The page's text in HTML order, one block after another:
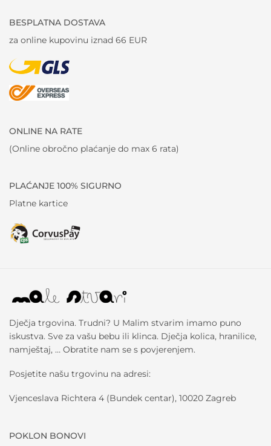
BESPLATNA DOSTAVA
za online kupovinu iznad 66 EUR
ONLINE NA RATE
(Online obročno plaćanje do max 6 rata)
PLAĆANJE 100% SIGURNO
Platne kartice
Dječja trgovina. Trudni? U Malim stvarim imamo puno
iskustva. Sve za vašu bebu ili klinca. Dječja kolica, hranilice,
namještaj, … Obratite nam se s povjerenjem.
Posjetite našu trgovinu na adresi:
Vjenceslava Richtera 4 (Bundek centar), 10020 Zagreb
POKLON BONOVI